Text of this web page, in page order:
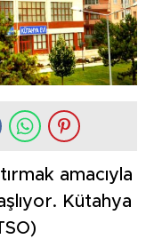
amacıyla
Kütahya